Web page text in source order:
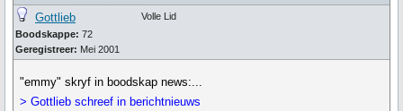
Gottlieb
Boodskappe: 72
Geregistreer: Mei 2001
Volle Lid
"emmy" skryf in boodskap news:...
> Gottlieb schreef in berichtnieuws